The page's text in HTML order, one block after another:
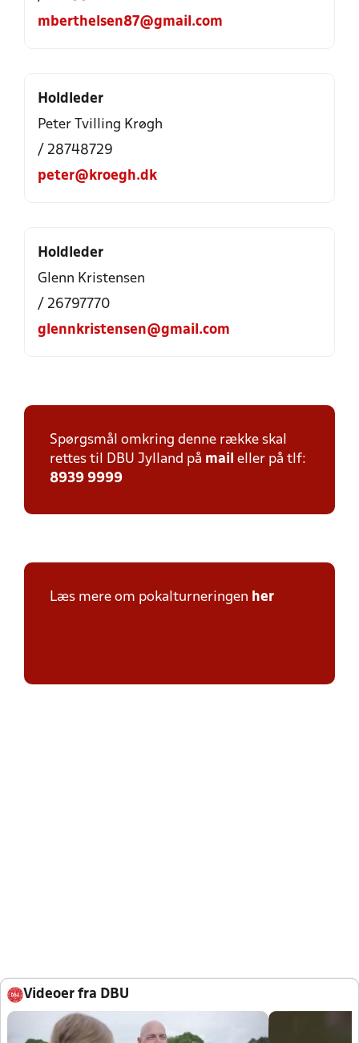
mberthelsen87@gmail.com
Holdleder
Peter Tvilling Krøgh
/ 28748729
peter@kroegh.dk
Holdleder
Glenn Kristensen
/ 26797770
glennkristensen@gmail.com
Spørgsmål omkring denne række skal
rettes til DBU Jylland på mail eller på tlf:
8939 9999
Læs mere om pokalturneringen her
Videoer fra DBU